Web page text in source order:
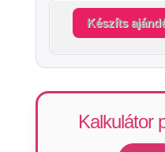
Készíts
Kalkulátor